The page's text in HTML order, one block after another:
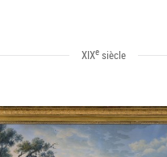
XIXesiècle